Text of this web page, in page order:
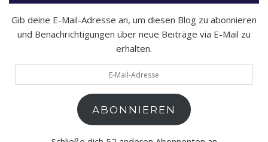
Gib deine E-Mail-Adresse an, um diesen Blog zu abonnieren
und Benachrichtigungen über neue Beiträge via E-Mail zu
erhalten.
Mail-
ABONNIEREN